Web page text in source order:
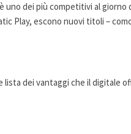
uno dei più competitivi al giorno
Play, escono nuovi titoli –
lista dei vantaggi che il digitale